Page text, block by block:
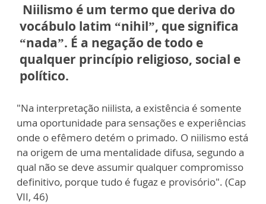
Niilismo é um termo que deriva do
vocábulo latim “nihil”, que significa
“nada”. É a negação de todo e
qualquer princípio religioso, social e
político.
"Na interpretação niilista, a existência é somente
uma oportunidade para sensações e experiências
onde o efêmero detém o primado. O niilismo está
na origem de uma mentalidade difusa, segundo a
qual não se deve assumir qualquer compromisso
definitivo, porque tudo é fugaz e provisório". (Cap
VII, 46)